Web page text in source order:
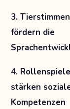
3. Tierstimmen
fördern die
4. Rollenspiele
stärken
Kompetenzen